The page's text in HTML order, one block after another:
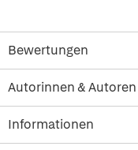
Bewertungen
Autorinnen & Autoren
Informationen